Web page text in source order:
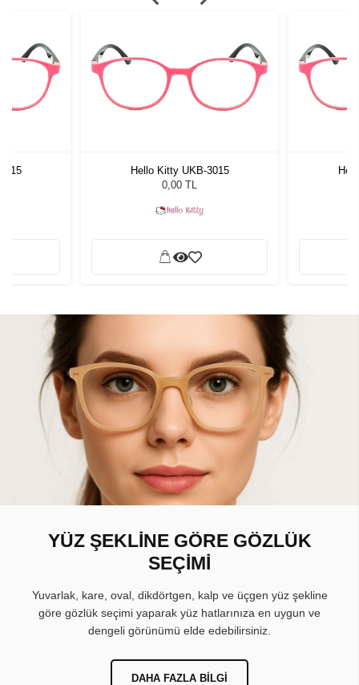
Hello Kitty UKB-3015
0,00 TL
YÜZ ŞEKLİNE GÖRE GÖZLÜK
SEÇİMİ
Yuvarlak, kare, oval, dikdörtgen, kalp ve üçgen yüz şekline
göre gözlük seçimi yaparak yüz hatlarınıza en uygun ve
dengeli görünümü elde edebilirsiniz.
DAHA FAZLA BILGI